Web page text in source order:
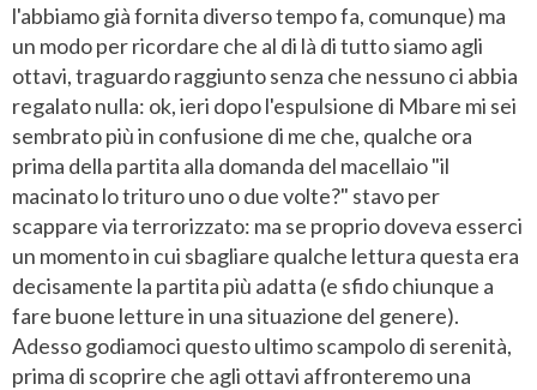
l'abbiamo già fornita diverso tempo fa, comunque) ma
un modo per ricordare che al di là di tutto siamo agli
ottavi, traguardo raggiunto senza che nessuno ci abbia
regalato nulla: ok, ieri dopo l'espulsione di Mbare mi sei
sembrato più in confusione di me che, qualche ora
prima della partita alla domanda del macellaio "il
macinato lo trituro uno o due volte?" stavo per
scappare via terrorizzato: ma se proprio doveva esserci
un momento in cui sbagliare qualche lettura questa era
decisamente la partita più adatta (e sfido chiunque a
fare buone letture in una situazione del genere).
Adesso godiamoci questo ultimo scampolo di serenità,
prima di scoprire che agli ottavi affronteremo una